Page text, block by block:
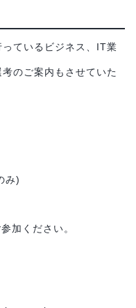
ているビジネス、IT業
のご案内もさせていた
み)
加ください。